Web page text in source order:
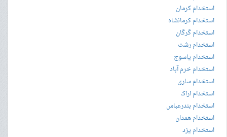
استخدام کرمان
استخدام کرمانشاه
استخدام گرگان
استخدام رشت
استخدام یاسوج
استخدام خرم آباد
استخدام ساری
استخدام اراک
استخدام بندرعباس
استخدام همدان
استخدام یزد